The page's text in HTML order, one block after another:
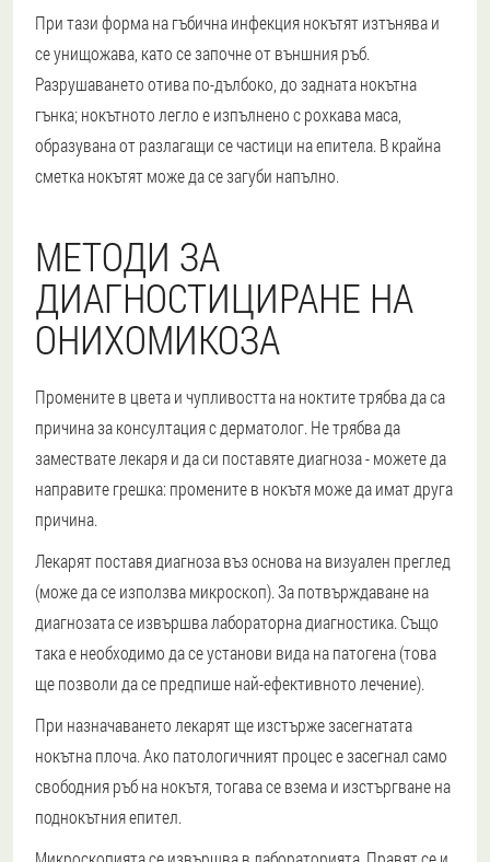
При тази форма на гъбична инфекция нокътят изтънява и
се унищожава, като се започне от външния ръб.
Разрушаването отива по-дълбоко, до задната нокътна
гънка; нокътното легло е изпълнено с рохкава маса,
образувана от разлагащи се частици на епитела. В крайна
сметка нокътят може да се загуби напълно.
МЕТОДИ ЗА
ДИАГНОСТИЦИРАНЕ НА
ОНИХОМИКОЗА
Промените в цвета и чупливостта на ноктите трябва да са
причина за консултация с дерматолог. Не трябва да
замествате лекаря и да си поставяте диагноза - можете да
направите грешка: промените в нокътя може да имат друга
причина.
Лекарят поставя диагноза въз основа на визуален преглед
(може да се използва микроскоп). За потвърждаване на
диагнозата се извършва лабораторна диагностика. Също
така е необходимо да се установи вида на патогена (това
ще позволи да се предпише най-ефективното лечение).
При назначаването лекарят ще изстърже засегнатата
нокътна плоча. Ако патологичният процес е засегнал само
свободния ръб на нокътя, тогава се взема и изстъргване на
поднокътния епител.